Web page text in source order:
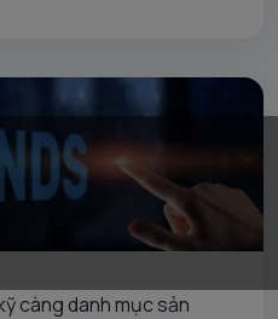
càng danh mục sản